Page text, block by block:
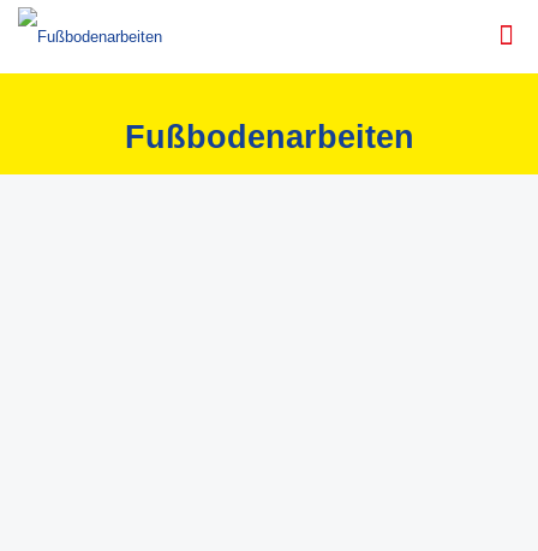
Fußbodenarbeiten